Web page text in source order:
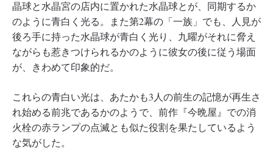
晶球と水晶宮の店内に置かれた水晶球とが、同期するか
のように青白く光る。また第2幕の「一族」でも、人見が
後ろ手に持った水晶球が青白く光り、九曜がそれに脅え
ながらも惹きつけられるかのように彼女の後に従う場面
が、きわめて印象的だ。
これらの青白い光は、あたかも3人の前生の記憶が再生さ
れ始める前兆であるかのようで、前作『今晩屋』での消
火栓の赤ランプの点滅とも似た役割を果たしているよう
な気がした。